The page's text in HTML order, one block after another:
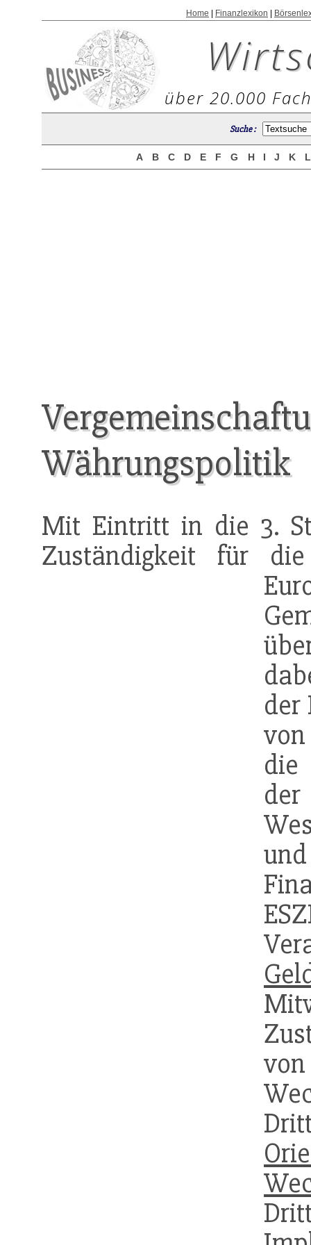
Home Finanzlexikon
über 20.000
Suche :
A B C D E F G H I J K
Währungspolitik
Mit Eintritt in die 3.
Zuständigkeit für
der
die